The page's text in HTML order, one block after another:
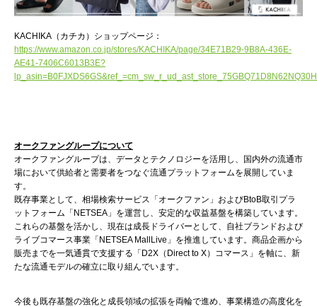
KACHIKA（カチカ）ショップページ：
https://www.amazon.co.jp/stores/KACHIKA/page/34E71B29-9B8A-436E-
AE41-7406C6013B3E?
オークファングループについて
オークファングループは、データとテクノロジーを活用し、国内外の流通市
場において供給者と需要者をつなぐ流通プラットフォームを展開していま
す。
既存事業として、相場検索サービス「オークファン」およびBtoB取引プラ
ットフォーム「NETSEA」を運営し、安定的な収益基盤を構築しています。
これらの基盤を活かし、現在は成長ドライバーとして、自社ブランドおよび
ライブコマース事業「NETSEA MallLive」を推進しています。商品企画から
販売までを一気通貫で支援する「D2X（Direct to X）コマース」を軸に、新
たな流通モデルの確立に取り組んでいます。
今後も既存基盤の強化と成長領域の拡張を両輪で進め、事業構造の高度化を